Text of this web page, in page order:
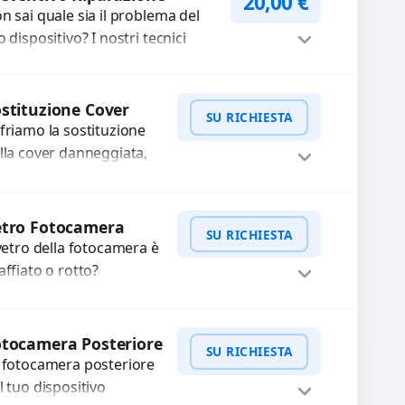
sai quale sia il problema del
dispositivo? I nostri tecnici
Cover
la sostituzione
cover danneggiata,
Ripristiniamo
estetico e...
SU RICHIESTA
WhatsApp
Fotocamera
della fotocamera è
o rotto?
per 3 mesi....
SU RICHIESTA
WhatsApp
Posteriore
fotocamera posteriore
tuo dispositivo
SU RICHIESTA